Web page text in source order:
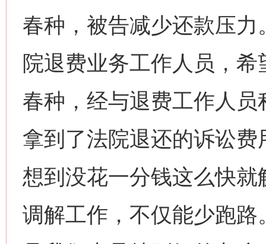
春种，被告减少还款压
院退费业务工作人员，
春种，经与退费工作人
拿到了法院退还的诉讼费
想到没花一分钱这么快
调解工作，不仅能少跑